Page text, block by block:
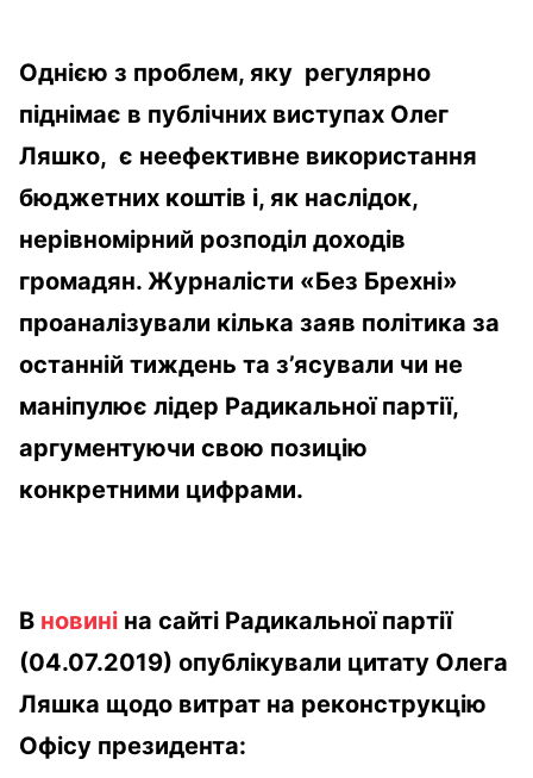
Однією з проблем, яку регулярно
піднімає в публічних виступах Олег
Ляшко, є неефективне використання
бюджетних коштів і, як наслідок,
нерівномірний розподіл доходів
громадян. Журналісти «Без Брехні»
проаналізували кілька заяв політика за
останній тиждень та з’ясували чи не
маніпулює лідер Радикальної партії,
аргументуючи свою позицію
конкретними цифрами.
В новині на сайті Радикальної партії
(04.07.2019) опублікували цитату Олега
Ляшка щодо витрат на реконструкцію
Офісу президента: